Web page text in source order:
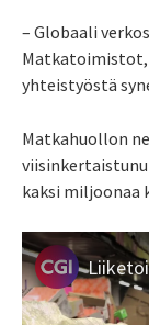
– Globaali
yhteistyöstä
Matkahuollon
kaksi miljoonaa